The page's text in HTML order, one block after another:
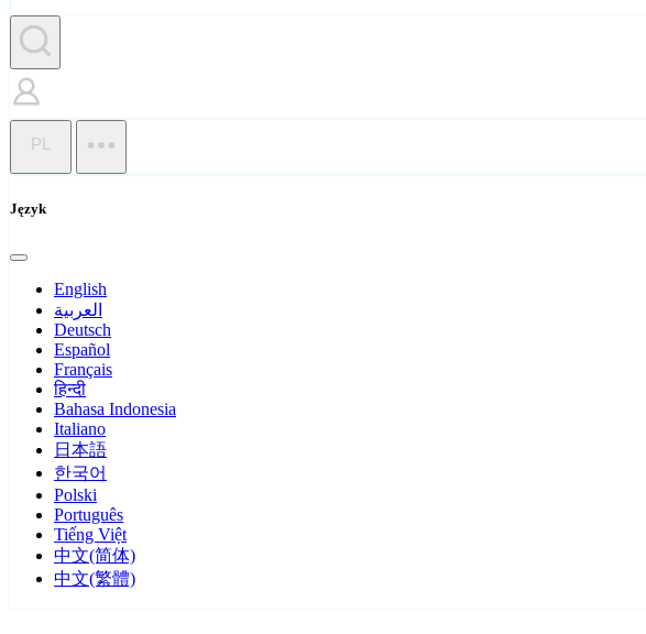
PL
Język
English
العربية
Deutsch
Español
Français
हिन्दी
Bahasa Indonesia
Italiano
日本語
한국어
Polski
Português
Tiếng Việt
中文(简体)
中文(繁體)